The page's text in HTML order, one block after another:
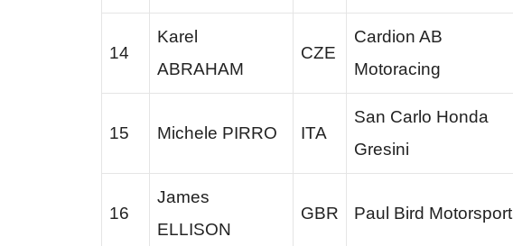
14
Karel
ABRAHAM
CZE
Cardion AB
Motoracing
15 Michele PIRRO ITA
San Carlo Honda
Gresini
16
James
ELLISON
GBR Paul Bird Motorsport